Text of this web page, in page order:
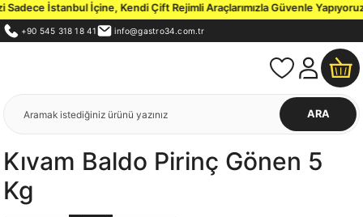
İstanbul İçine, Kendi Çift Rejimli Araçlarımızla Güvenle Yapıyoruz.
+90 545 318 18 41 info@gastro34.com.tr
ARA
Kıvam Baldo Pirinç Gönen 5
Kg